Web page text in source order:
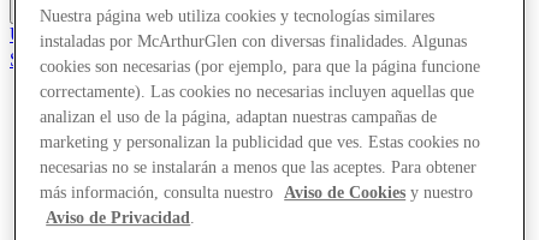
Más
Únete al Club
Salvado
es
Tiendas
Ofertas
Planifica tu visita
Servicios
¿Qué pasa?
Comer y beber
Nuestra página web utiliza cookies y tecnologías similares
instaladas por McArthurGlen con diversas finalidades. Algunas
cookies son necesarias (por ejemplo, para que la página funcione
correctamente). Las cookies no necesarias incluyen aquellas que
analizan el uso de la página, adaptan nuestras campañas de
marketing y personalizan la publicidad que ves. Estas cookies no
necesarias no se instalarán a menos que las aceptes. Para obtener
más información, consulta nuestro
Aviso de Cookies y nuestro
Aviso de Privacidad.